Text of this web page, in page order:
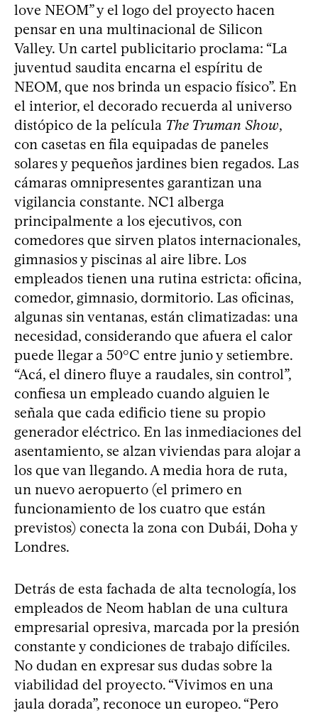
love NEOM” y el logo del proyecto hacen
pensar en una multinacional de Silicon
Valley. Un cartel publicitario proclama: “La
juventud saudita encarna el espíritu de
NEOM, que nos brinda un espacio físico”. En
el interior, el decorado recuerda al universo
distópico de la película The Truman Show,
con casetas en fila equipadas de paneles
solares y pequeños jardines bien regados. Las
cámaras omnipresentes garantizan una
vigilancia constante. NC1 alberga
principalmente a los ejecutivos, con
comedores que sirven platos internacionales,
gimnasios y piscinas al aire libre. Los
empleados tienen una rutina estricta: oficina,
comedor, gimnasio, dormitorio. Las oficinas,
algunas sin ventanas, están climatizadas: una
necesidad, considerando que afuera el calor
puede llegar a 50°C entre junio y setiembre.
“Acá, el dinero fluye a raudales, sin control”,
confiesa un empleado cuando alguien le
señala que cada edificio tiene su propio
generador eléctrico. En las inmediaciones del
asentamiento, se alzan viviendas para alojar a
los que van llegando. A media hora de ruta,
un nuevo aeropuerto (el primero en
funcionamiento de los cuatro que están
previstos) conecta la zona con Dubái, Doha y
Londres.
Detrás de esta fachada de alta tecnología, los
empleados de Neom hablan de una cultura
empresarial opresiva, marcada por la presión
constante y condiciones de trabajo difíciles.
No dudan en expresar sus dudas sobre la
viabilidad del proyecto. “Vivimos en una
jaula dorada”, reconoce un europeo. “Pero